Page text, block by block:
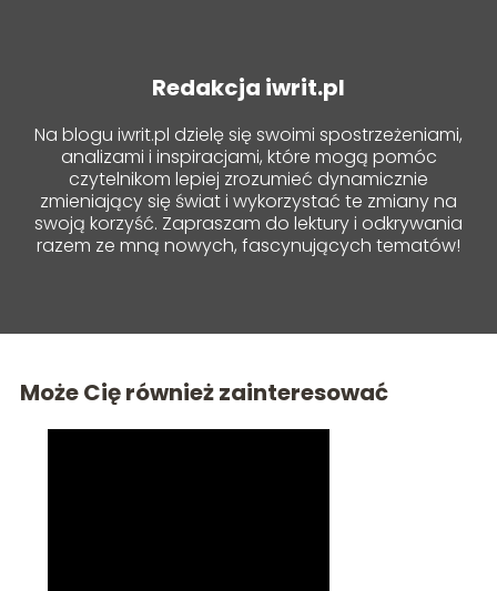
Redakcja iwrit.pl
Na blogu iwrit.pl dzielę się swoimi spostrzeżeniami,
analizami i inspiracjami, które mogą pomóc
czytelnikom lepiej zrozumieć dynamicznie
zmieniający się świat i wykorzystać te zmiany na
swoją korzyść. Zapraszam do lektury i odkrywania
razem ze mną nowych, fascynujących tematów!
Może Cię również zainteresować